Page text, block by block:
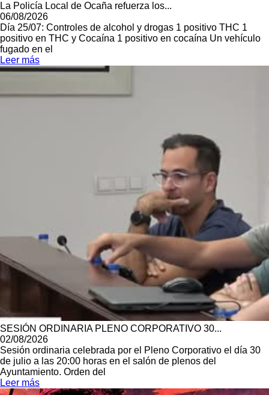
La Policía Local de Ocaña refuerza los...
06/08/2026
Día 25/07: Controles de alcohol y drogas 1 positivo THC 1
positivo en THC y Cocaína 1 positivo en cocaína Un vehículo
fugado en el
Leer más
SESIÓN ORDINARIA PLENO CORPORATIVO 30...
02/08/2026
Sesión ordinaria celebrada por el Pleno Corporativo el día 30
de julio a las 20:00 horas en el salón de plenos del
Ayuntamiento. Orden del
Leer más